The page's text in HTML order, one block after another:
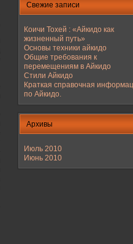
Свежие записи
Коичи Тохей : «Айкидо как
жизненный путь»
Основы техники айкидо
Общие требования к
перемещениям в Айкидо
Стили Айкидо
Краткая справочная
по Айкидо.
Архивы
Июль 2010
Июнь 2010